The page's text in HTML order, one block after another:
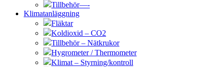
Tillbehör—-
Klimatanläggning
Fläktar
Koldioxid – CO2
Tillbehör – Nätkrukor
Hygrometer / Thermometer
Klimat – Styrning/kontroll